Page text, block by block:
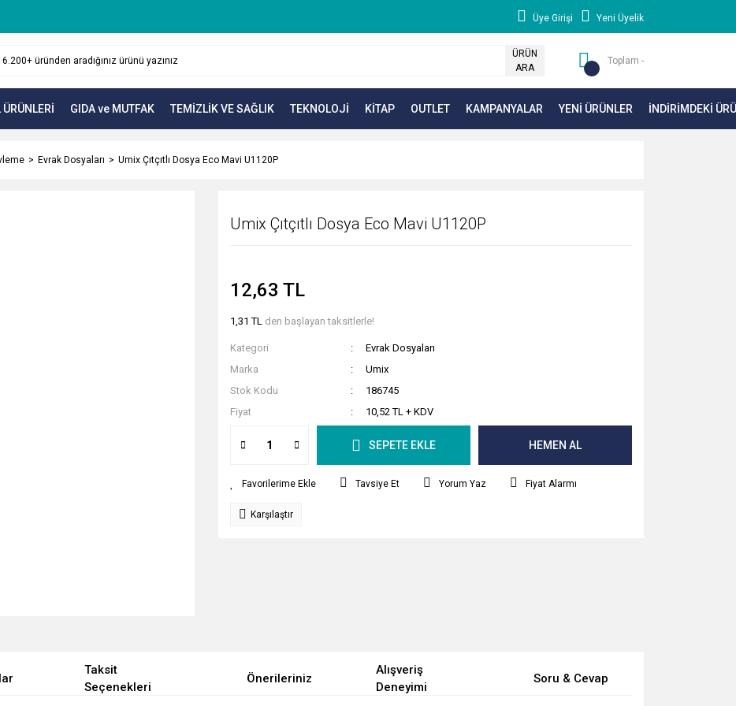
Üye Girişi Yeni Üyelik
ÜRÜN
ARA
Toplam -
ÜRÜNLERİ GIDA ve MUTFAK TEMİZLİK VE SAĞLIK TEKNOLOJİ KİTAP OUTLET KAMPANYALAR YENİ ÜRÜNLER İNDİRİMDEKİ
Evrak Dosyaları Umix Çıtçıtlı Dosya Eco Mavi U1120P
Umix Çıtçıtlı Dosya Eco Mavi U1120P
12,63 TL
1,31 TL den başlayan taksitlerle!
Kategori
Evrak Dosyaları
Marka
Umix
Stok Kodu
186745
Fiyat
10,52 TL + KDV
SEPETE EKLE HEMEN AL
Tavsiye Et Yorum Yaz Fiyat Alarmı
Karşılaştır
Taksit
Seçenekleri
Önerileriniz
Alışveriş
Deneyimi
Soru & Cevap